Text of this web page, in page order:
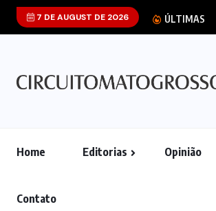
7 DE AUGUST DE 2026 ÚLTIMAS
Home Editorias Opinião
Contato